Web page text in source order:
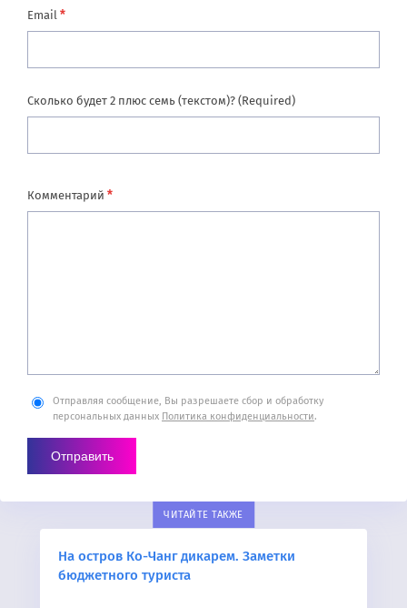
Email *
Сколько будет 2 плюс семь (текстом)? (Required)
Комментарий *
Отправляя сообщение, Вы разрешаете сбор и обработку
персональных данных Политика конфиденциальности.
ЧИТАЙТЕ ТАКЖЕ
На остров Ко-Чанг дикарем. Заметки
бюджетного туриста